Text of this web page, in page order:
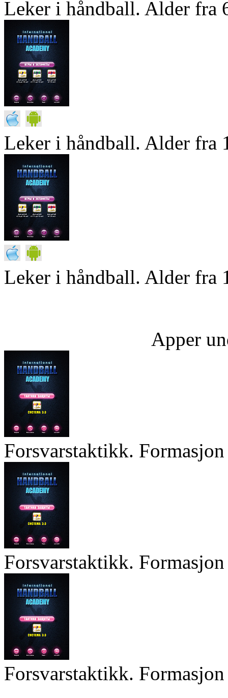
Leker i håndball. Alder fra
Leker i håndball. Alder fra
Leker i håndball. Alder fra
Apper
Forsvarstaktikk.
Forsvarstaktikk.
Forsvarstaktikk.